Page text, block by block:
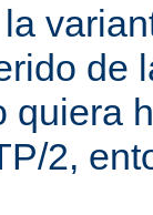
de
quiera
2,